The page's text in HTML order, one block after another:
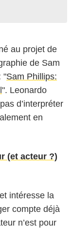
au projet de
de Sam
"Sam Phillips:
". Leonardo
d’interpréter
en
(et acteur ?)
intéresse la
compte déjà
n’est pour